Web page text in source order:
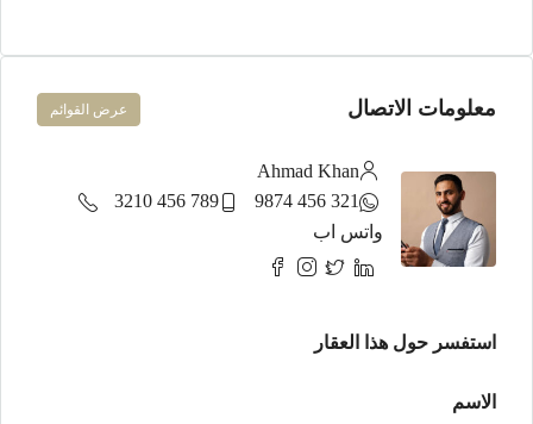
معلومات الاتصال عرض القوائم
Ahmad Khan
789 456 3210
321 456 9874
واتس اب
استفسر حول هذا العقار
الاسم